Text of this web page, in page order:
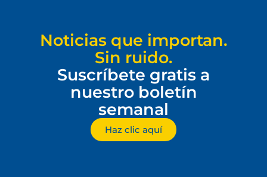
Noticias que importan.
Sin ruido.
Suscríbete gratis a
nuestro boletín
semanal
Haz clic aquí